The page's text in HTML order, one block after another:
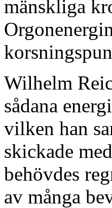
mänskliga
Wilhelm
sådana
vilken han
skickade
behövdes
av många